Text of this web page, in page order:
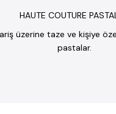
HAUTE COUTURE
üzerine taze ve kişiye
pastalar.